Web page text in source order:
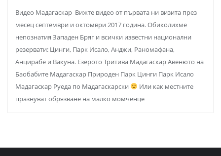
Видео Мадагаскар Вижте видео от първата ни визита през
месец септември и октомври 2017 година. Обиколихме
непознатия Западен Бряг и всички известни национални
резервати: Цинги, Парк Исало, Анджи, Раномафана,
Анцирабе и Вакуна. Езерото Тритива Мадагаскар Авенюто на
Баобабите Мадагаскар Природен Парк Цинги Парк Исало
Мадагаскар Руеда по Мадагаскарски
Или как местните
празнуват обрязване на малко момченце